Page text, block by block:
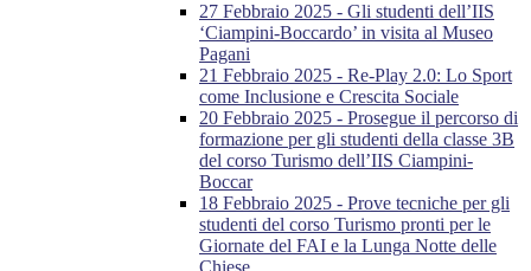
27 Febbraio 2025 - Gli studenti dell’IIS
‘Ciampini-Boccardo’ in visita al Museo
Pagani
21 Febbraio 2025 - Re-Play 2.0: Lo Sport
come Inclusione e Crescita Sociale
20 Febbraio 2025 - Prosegue il percorso di
formazione per gli studenti della classe 3B
del corso Turismo dell’IIS Ciampini-
Boccar
18 Febbraio 2025 - Prove tecniche per gli
studenti del corso Turismo pronti per le
Giornate del FAI e la Lunga Notte delle